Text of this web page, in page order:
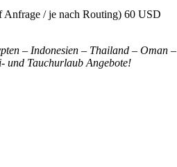
Anfrage / je nach Routing) 60 USD
– Indonesien – Thailand – Oman –
und Tauchurlaub Angebote!